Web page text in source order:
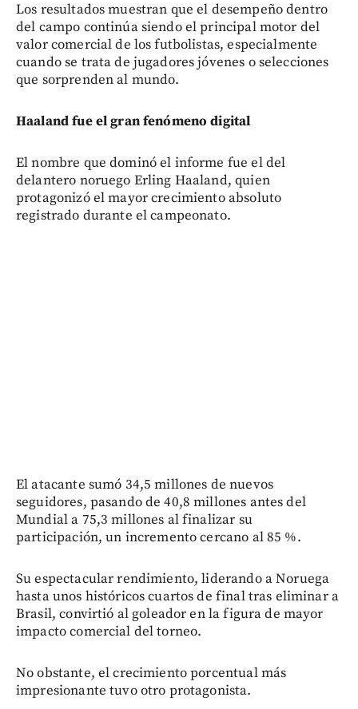
Los resultados muestran que el desempeño dentro
del campo continúa siendo el principal motor del
valor comercial de los futbolistas, especialmente
cuando se trata de jugadores jóvenes o selecciones
que sorprenden al mundo.
Haaland fue el gran fenómeno digital
El nombre que dominó el informe fue el del
delantero noruego Erling Haaland, quien
protagonizó el mayor crecimiento absoluto
registrado durante el campeonato.
El atacante sumó 34,5 millones de nuevos
seguidores, pasando de 40,8 millones antes del
Mundial a 75,3 millones al finalizar su
participación, un incremento cercano al 85 %.
Su espectacular rendimiento, liderando a Noruega
hasta unos históricos cuartos de final tras eliminar a
Brasil, convirtió al goleador en la figura de mayor
impacto comercial del torneo.
No obstante, el crecimiento porcentual más
impresionante tuvo otro protagonista.